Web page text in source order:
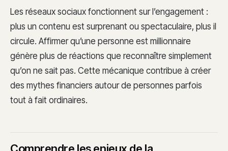
Les réseaux sociaux fonctionnent sur l’engagement :
plus un contenu est surprenant ou spectaculaire, plus il
circule. Affirmer qu’une personne est millionnaire
génère plus de réactions que reconnaître simplement
qu’on ne sait pas. Cette mécanique contribue à créer
des mythes financiers autour de personnes parfois
tout à fait ordinaires.